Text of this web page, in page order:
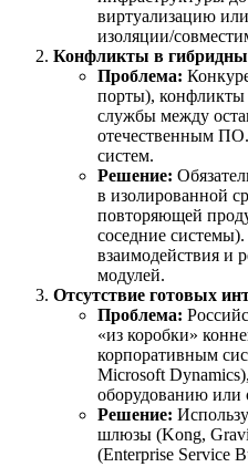
виртуализацию
изоляции/
Конфликты в
Проблема:
порты), конфликты
службы между
отечественным
систем.
Решение:
в изолированной
повторяющей
соседние
взаимодействия и
модулей.
Отсутствие готовых
Проблема:
«из коробки»
корпоративным
Microsoft
оборудованию или
Решение:
шлюзы (Kong,
(Enterprise Service